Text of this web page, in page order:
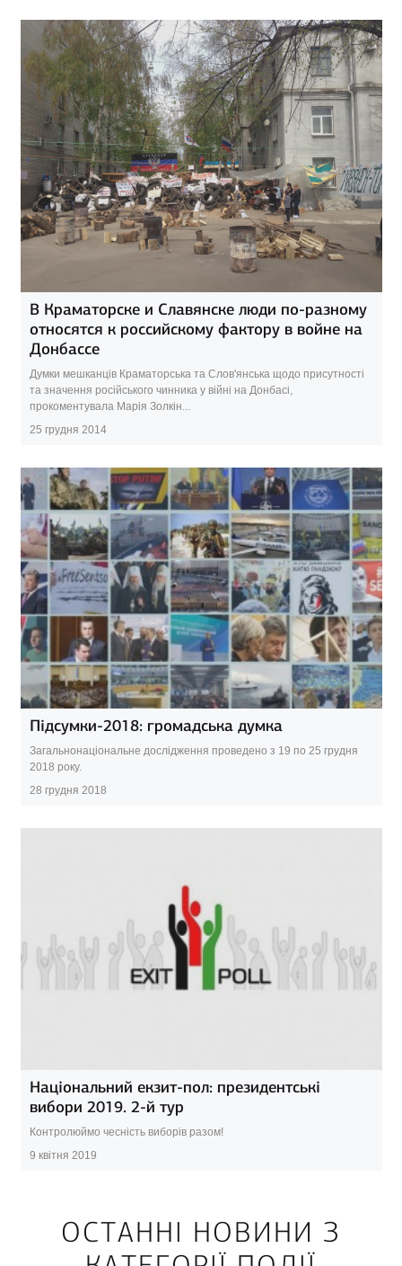
В Краматорске и Славянске люди по-разному
относятся к российскому фактору в войне на
Донбассе
Думки мешканців Краматорська та Слов'янська щодо присутності
та значення російського чинника у війні на Донбасі,
прокоментувала Марія Золкін...
25 грудня 2014
Підсумки-2018: громадська думка
Загальнонаціональне дослідження проведено з 19 по 25 грудня
2018 року.
28 грудня 2018
Національний екзит-пол: президентські
вибори 2019. 2-й тур
Контролюймо чесність виборів разом!
9 квітня 2019
ОСТАННІ НОВИНИ З